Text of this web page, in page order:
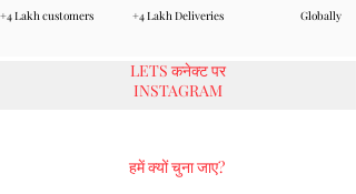
Globally
+4 Lakh Deliveries
+4 Lakh customers
LETS कनेक्ट पर
INSTAGRAM
हमें क्यों चुना जाए?